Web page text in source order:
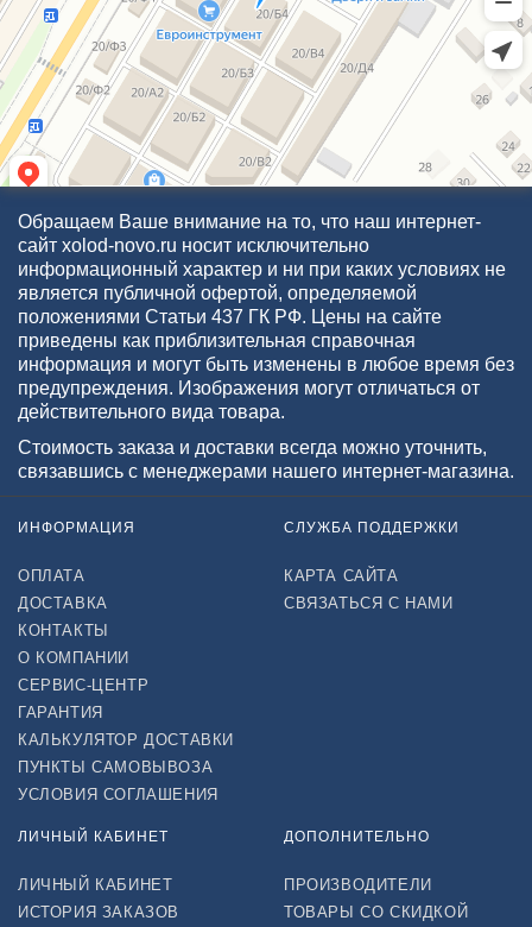
Обращаем Ваше внимание на то, что наш интернет-
сайт xolod-novo.ru носит исключительно
информационный характер и ни при каких условиях не
является публичной офертой, определяемой
положениями Статьи 437 ГК РФ. Цены на сайте
приведены как приблизительная справочная
информация и могут быть изменены в любое время без
предупреждения. Изображения могут отличаться от
действительного вида товара.
Стоимость заказа и доставки всегда можно уточнить,
связавшись с менеджерами нашего интернет-магазина.
ИНФОРМАЦИЯ
ОПЛАТА
ДОСТАВКА
КОНТАКТЫ
О КОМПАНИИ
СЕРВИС-ЦЕНТР
ГАРАНТИЯ
КАЛЬКУЛЯТОР ДОСТАВКИ
ПУНКТЫ САМОВЫВОЗА
УСЛОВИЯ СОГЛАШЕНИЯ
СЛУЖБА ПОДДЕРЖКИ
КАРТА САЙТА
СВЯЗАТЬСЯ С НАМИ
ЛИЧНЫЙ КАБИНЕТ
ЛИЧНЫЙ КАБИНЕТ
ИСТОРИЯ ЗАКАЗОВ
ДОПОЛНИТЕЛЬНО
ПРОИЗВОДИТЕЛИ
ТОВАРЫ СО СКИДКОЙ